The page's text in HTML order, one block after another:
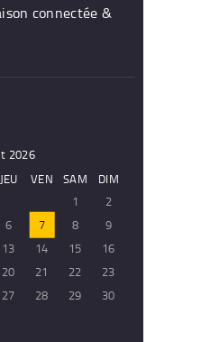
connectée &
2026
JEU VEN SAM
DIM
1
2
6 7 8
9
13 14 15
16
20 21 22
23
27 28 29
30